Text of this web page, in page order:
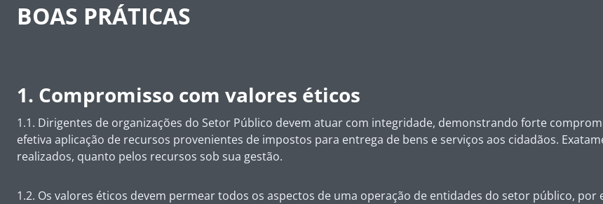
BOAS PRÁTICAS
1. Compromisso com valores éticos
1.1. Dirigentes de organizações do Setor Público devem atuar com integridade, demonstrando forte
efetiva aplicação de recursos provenientes de impostos para entrega de bens e serviços aos cidadãos.
realizados, quanto pelos recursos sob sua gestão.
1.2. Os valores éticos devem permear todos os aspectos de uma operação de entidades do setor público, por